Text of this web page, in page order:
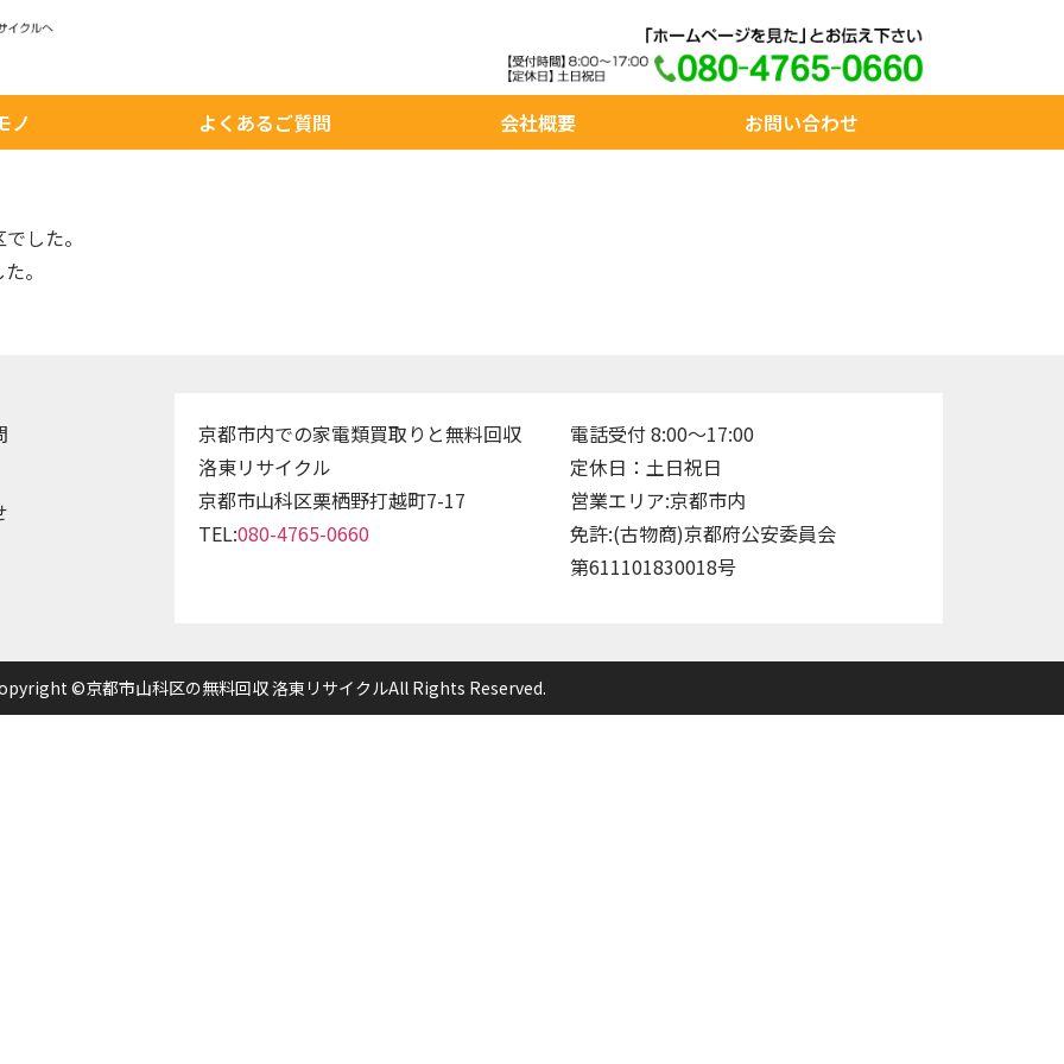
ノ よくあるご質問 会社概要 お問い合わせ
した。
。
京都市内での家電類買取りと無料回収
洛東リサイクル
京都市山科区栗栖野打越町7-17
TEL:080-4765-0660
電話受付 8:00～17:00
定休日：土日祝日
営業エリア:京都市内
免許:(古物商)京都府公安委員会
第611101830018号
©京都市山科区の無料回収 洛東リサイクルAll Rights Reserved.